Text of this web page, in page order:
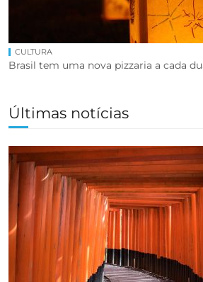
CULTURA
Brasil tem uma nova pizzaria a cada
Últimas notícias